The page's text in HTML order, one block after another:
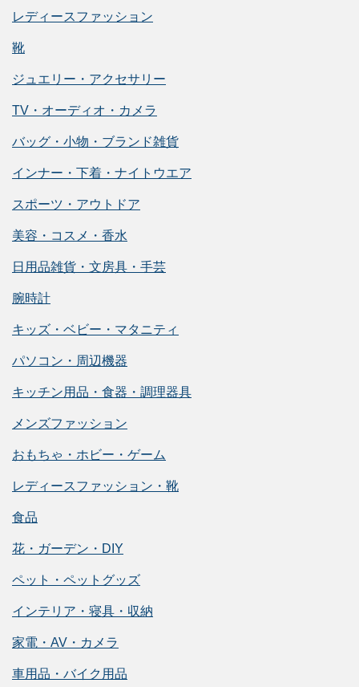
レディースファッション
靴
ジュエリー・アクセサリー
TV・オーディオ・カメラ
バッグ・小物・ブランド雑貨
インナー・下着・ナイトウエア
スポーツ・アウトドア
美容・コスメ・香水
日用品雑貨・文房具・手芸
腕時計
キッズ・ベビー・マタニティ
パソコン・周辺機器
キッチン用品・食器・調理器具
メンズファッション
おもちゃ・ホビー・ゲーム
レディースファッション・靴
食品
花・ガーデン・DIY
ペット・ペットグッズ
インテリア・寝具・収納
家電・AV・カメラ
車用品・バイク用品